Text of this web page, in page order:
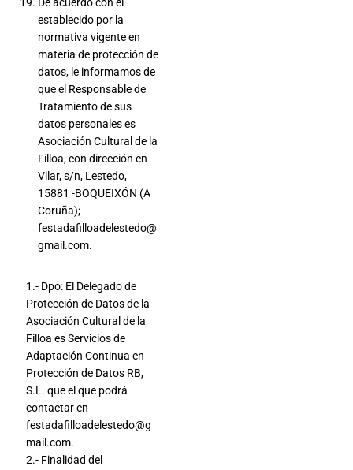
establecido por la
normativa vigente en
materia de protección de
datos, le informamos de
que el Responsable de
Tratamiento de sus
datos personales es
Asociación Cultural de la
Filloa, con dirección en
Vilar, s/n, Lestedo,
15881 -BOQUEIXÓN (A
Coruña);
festadafilloadelestedo@
gmail.com.
1.- Dpo: El Delegado de
Protección de Datos de la
Asociación Cultural de la
Filloa es Servicios de
Adaptación Continua en
Protección de Datos RB,
S.L. que el que podrá
contactar en
festadafilloadelestedo@g
mail.com.
2.- Finalidad del